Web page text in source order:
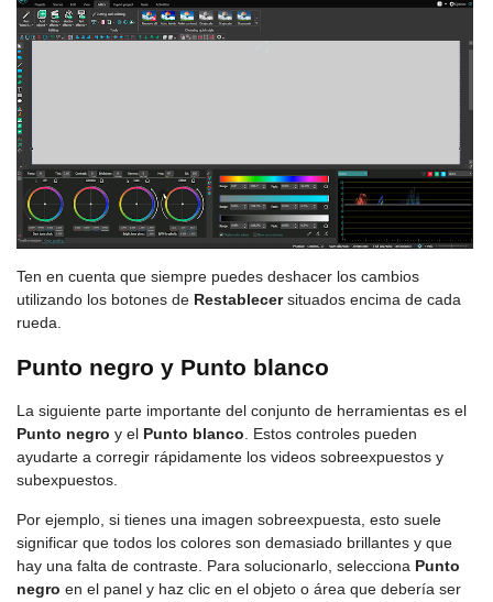
Ten en cuenta que siempre puedes deshacer los cambios
utilizando los botones de Restablecersituados encima de cada
rueda.
Punto negro y Punto blanco
La siguiente parte importante del conjunto de herramientas es el
Punto negro y el Punto blanco. Estos controles pueden
ayudarte a corregir rápidamente los videos sobreexpuestos y
subexpuestos.
Por ejemplo, si tienes una imagen sobreexpuesta, esto suele
significar que todos los colores son demasiado brillantes y que
hay una falta de contraste. Para solucionarlo, selecciona Punto
negro en el panel y haz clic en el objeto o área que debería ser